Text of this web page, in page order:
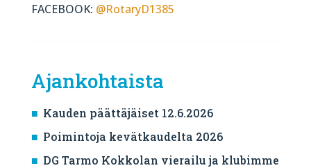
FACEBOOK: @RotaryD1385
Ajankohtaista
Kauden päättäjäiset 12.6.2026
Poimintoja kevätkaudelta 2026
DG Tarmo Kokkolan vierailu ja klubimme